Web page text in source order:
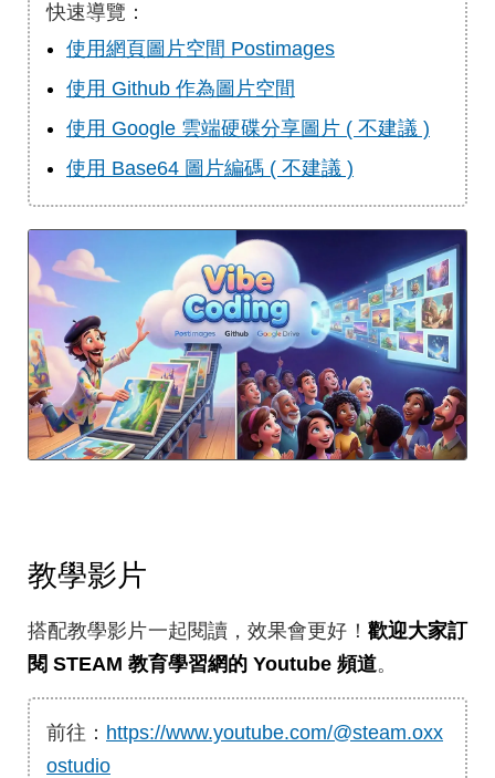
快速導覽：
使用網頁圖片空間 Postimages
使用 Github 作為圖片空間
使用 Google 雲端硬碟分享圖片 ( 不建議 )
使用 Base64 圖片編碼 ( 不建議 )
教學影片
搭配教學影片一起閱讀，效果會更好！ 歡迎大家訂
閱 STEAM 教育學習網的 Youtube 頻道。
前往： https://www.youtube.com/@steam.oxx
ostudio